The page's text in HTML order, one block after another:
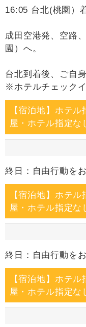
16:05 台北(桃園）
成田空港発、空路
園）へ。
台北到着後、ご自
※ホテルチェック
【宿泊地】ホテ
屋・ホテル指定な
終日：自由行動を
【宿泊地】ホテ
屋・ホテル指定な
終日：自由行動を
【宿泊地】ホテ
屋・ホテル指定な